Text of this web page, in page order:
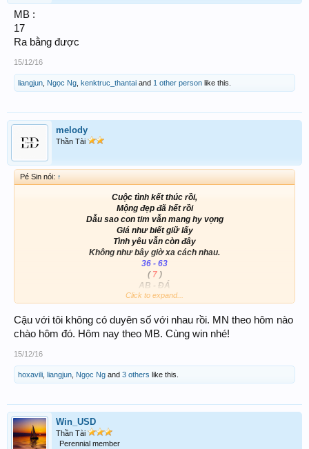
MB :
17
Ra bằng được
15/12/16
liangjun Ngọc Ng kenktruc_thantai and 1 other person like this.
melody
Thần Tài
Pé Sin nói: ↑
Cuộc tình kết thúc rồi,
Mộng đẹp đã hết rồi
Dẫu sao con tim vẫn mang hy vọng
Giá như biết giữ lấy
Tình yêu vẫn còn đây
Không như bây giờ xa cách nhau.
36 - 63
( 7)
AB - ĐÁ
36 - 25 -89- 63
View attachment 80881
Click to expand...
Cậu với tôi không có duyên số với nhau rồi. MN theo hôm nào
chào hôm đó. Hôm nay theo MB. Cùng win nhé!
15/12/16
hoxavili liangjun Ngọc Ng and 3 others like this.
Win_USD
Thần Tài
Perennial member